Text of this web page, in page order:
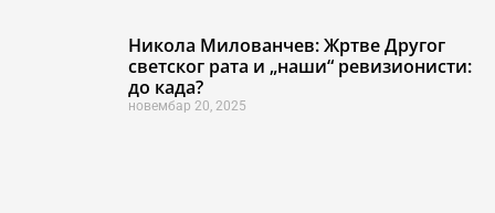
Никола Милованчев: Жртве Другог
светског рата и „наши“ ревизионисти:
до када?
новембар 20, 2025